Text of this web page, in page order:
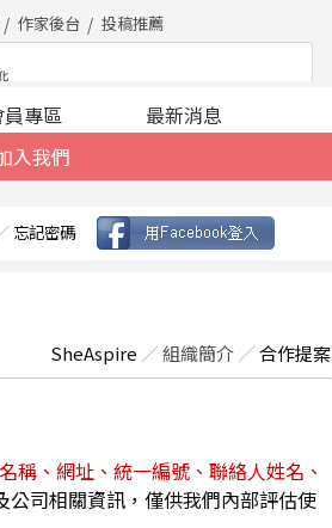
作家後台 投稿推薦
入我們
員專區 最新消息
忘記密碼
SheAspire ／組織簡介 ／合作提案
稱、網址、統一編號、聯絡人姓名、
公司相關資訊，僅供我們內部評估使